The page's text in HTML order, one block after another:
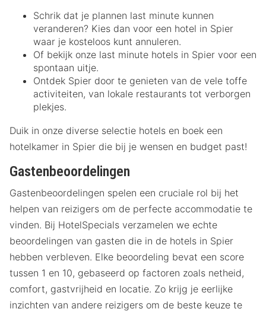
Schrik dat je plannen last minute kunnen
veranderen? Kies dan voor een hotel in Spier
waar je kosteloos kunt annuleren.
Of bekijk onze last minute hotels in Spier voor een
spontaan uitje.
Ontdek Spier door te genieten van de vele toffe
activiteiten, van lokale restaurants tot verborgen
plekjes.
Duik in onze diverse selectie hotels en boek een
hotelkamer in Spier die bij je wensen en budget past!
Gastenbeoordelingen
Gastenbeoordelingen spelen een cruciale rol bij het
helpen van reizigers om de perfecte accommodatie te
vinden. Bij HotelSpecials verzamelen we echte
beoordelingen van gasten die in de hotels in Spier
hebben verbleven. Elke beoordeling bevat een score
tussen 1 en 10, gebaseerd op factoren zoals netheid,
comfort, gastvrijheid en locatie. Zo krijg je eerlijke
inzichten van andere reizigers om de beste keuze te